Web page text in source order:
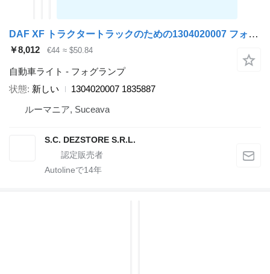
DAF XF トラクタートラックのための1304020007 フォグランプ
￥8,012 €44 ≈ $50.84
自動車ライト - フォグランプ
状態 新しい
1304020007 1835887
ルーマニア, Suceava
S.C. DEZSTORE S.R.L.
Autolineで14年